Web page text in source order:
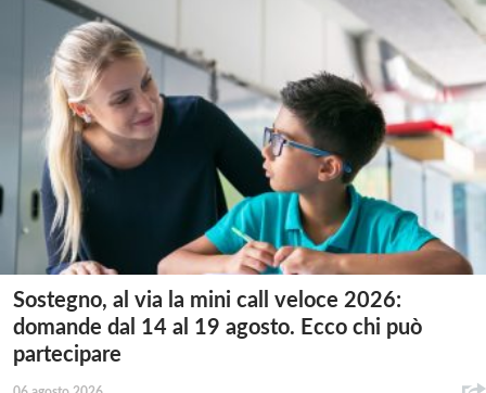
Sostegno, al via la mini call veloce 2026:
domande dal 14 al 19 agosto. Ecco chi può
partecipare